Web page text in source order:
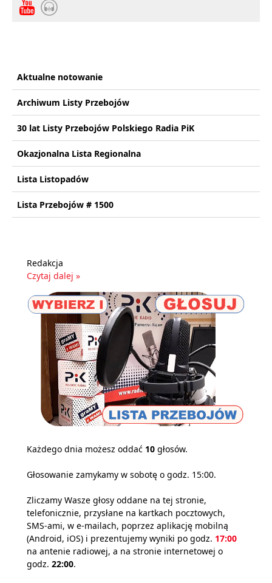
Aktualne notowanie
Archiwum Listy Przebojów
30 lat Listy Przebojów Polskiego Radia PiK
Okazjonalna Lista Regionalna
Lista Listopadów
Lista Przebojów # 1500
Redakcja
Czytaj dalej »
Każdego dnia możesz oddać 10 głosów.
Głosowanie zamykamy w sobotę o godz. 15:00.
Zliczamy Wasze głosy oddane na tej stronie,
telefonicznie, przysłane na kartkach pocztowych,
SMS-ami, w e-mailach, poprzez aplikację mobilną
(Android, iOS) i prezentujemy wyniki po godz. 17:00
na antenie radiowej, a na stronie internetowej o
godz. 22:00.